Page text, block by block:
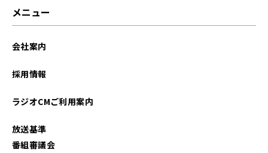
メニュー
会社案内
採用情報
ラジオCMご利用案内
放送基準
番組審議会